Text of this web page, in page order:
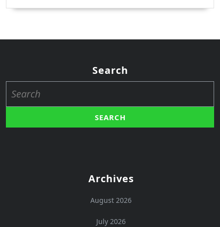
Search
for:
Archives
August 2026
July 2026